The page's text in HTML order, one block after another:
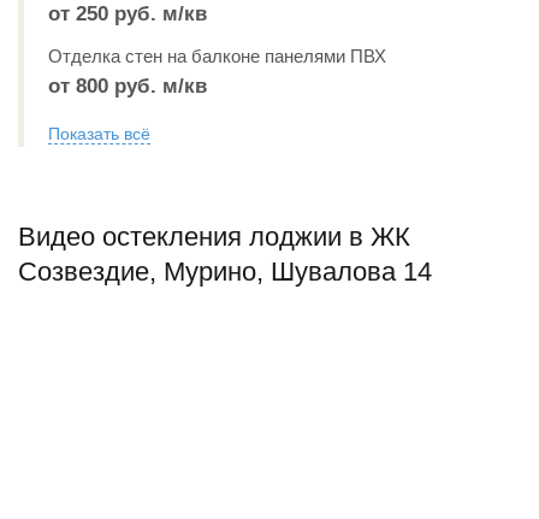
от 250 руб. м/кв
Отделка стен на балконе панелями ПВХ
от 800 руб. м/кв
Показать всё
Видео остекления лоджии в ЖК
Созвездие, Мурино, Шувалова 14